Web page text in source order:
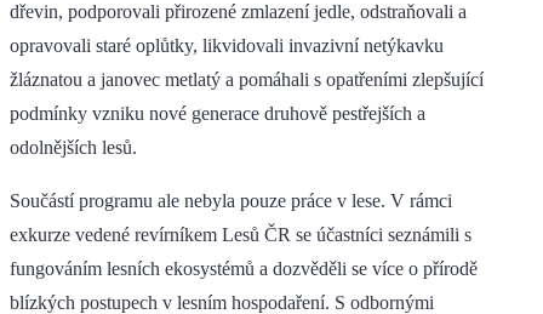
dřevin, podporovali přirozené zmlazení jedle, odstraňovali a
opravovali staré oplůtky, likvidovali invazivní netýkavku
žláznatou a janovec metlatý a pomáhali s opatřeními zlepšující
podmínky vzniku nové generace druhově pestřejších a
odolnějších lesů.
Součástí programu ale nebyla pouze práce v lese. V rámci
exkurze vedené revírníkem Lesů ČR se účastníci seznámili s
fungováním lesních ekosystémů a dozvěděli se více o přírodě
blízkých postupech v lesním hospodaření. S odbornými